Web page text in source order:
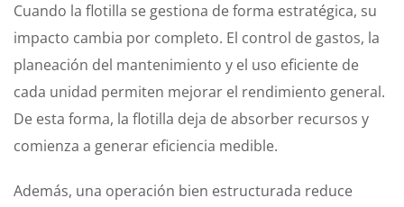
Cuando la flotilla se gestiona de forma estratégica, su
impacto cambia por completo. El control de gastos, la
planeación del mantenimiento y el uso eficiente de
cada unidad permiten mejorar el rendimiento general.
De esta forma, la flotilla deja de absorber recursos y
comienza a generar eficiencia medible.
Además, una operación bien estructurada reduce